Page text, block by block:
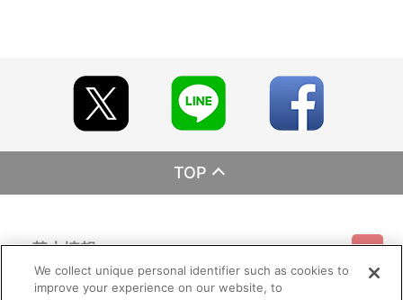
TOP
基本情報
We collect unique personal identifier such as cookies to
improve your experience on our website, to